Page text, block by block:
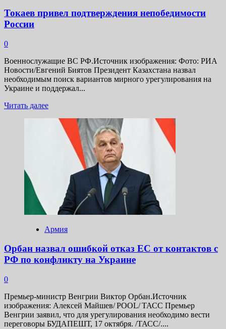
в
духе
Токаев привел подтверждения непобедимости
России
0
Военнослужащие ВС РФ.Источник изображения: Фото: РИА
Новости/Евгений Биятов Президент Казахстана назвал
необходимым поиск вариантов мирного урегулирования на
Украине и поддержал...
Читать далееПрочитать
Токаев
привел
подтверждения
непобедимости
Армия
Орбан назвал ошибкой отказ ЕС от контактов с
РФ по конфликту на Украине
0
Премьер-министр Венгрии Виктор Орбан.Источник
изображения: Алексей Майшев/ POOL/ ТАСС Премьер
Венгрии заявил, что для урегулирования необходимо вести
переговоры БУДАПЕШТ, 17 октября. /ТАСС/....